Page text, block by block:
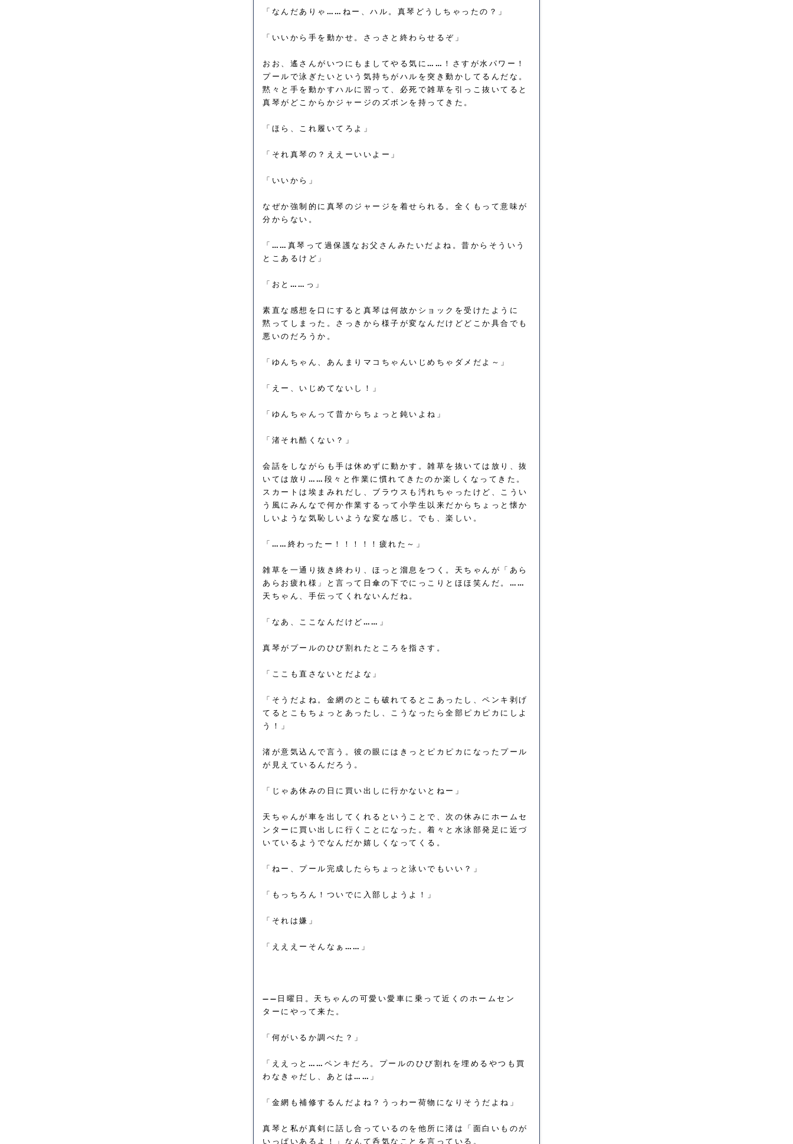
「なんだありゃ……ねー、ハル。真琴どうしちゃったの？」
「いいから手を動かせ。さっさと終わらせるぞ」
おお、遙さんがいつにもましてやる気に……！さすが水パワー！
プールで泳ぎたいという気持ちがハルを突き動かしてるんだな。
黙々と手を動かすハルに習って、必死で雑草を引っこ抜いてると
真琴がどこからかジャージのズボンを持ってきた。
「ほら、これ履いてろよ」
「それ真琴の？ええーいいよー」
「いいから」
なぜか強制的に真琴のジャージを着せられる。全くもって意味が
分からない。
「……真琴って過保護なお父さんみたいだよね。昔からそういう
とこあるけど」
「おと……っ」
素直な感想を口にすると真琴は何故かショックを受けたように
黙ってしまった。さっきから様子が変なんだけどどこか具合でも
悪いのだろうか。
「ゆんちゃん、あんまりマコちゃんいじめちゃダメだよ～」
「えー、いじめてないし！」
「ゆんちゃんって昔からちょっと鈍いよね」
「渚それ酷くない？」
会話をしながらも手は休めずに動かす。雑草を抜いては放り、抜
いては放り……段々と作業に慣れてきたのか楽しくなってきた。
スカートは埃まみれだし、ブラウスも汚れちゃったけど、こうい
う風にみんなで何か作業するって小学生以来だからちょっと懐か
しいような気恥しいような変な感じ。でも、楽しい。
「……終わったー！！！！！疲れた～」
雑草を一通り抜き終わり、ほっと溜息をつく。天ちゃんが「あら
あらお疲れ様」と言って日傘の下でにっこりとほほ笑んだ。……
天ちゃん、手伝ってくれないんだね。
「なあ、ここなんだけど……」
真琴がプールのひび割れたところを指さす。
「ここも直さないとだよな」
「そうだよね。金網のとこも破れてるとこあったし、ペンキ剥げ
てるとこもちょっとあったし、こうなったら全部ピカピカにしよ
う！」
渚が意気込んで言う。彼の眼にはきっとピカピカになったプール
が見えているんだろう。
「じゃあ休みの日に買い出しに行かないとねー」
天ちゃんが車を出してくれるということで、次の休みにホームセ
ンターに買い出しに行くことになった。着々と水泳部発足に近づ
いているようでなんだか嬉しくなってくる。
「ねー、プール完成したらちょっと泳いでもいい？」
「もっちろん！ついでに入部しようよ！」
「それは嫌」
「えええーそんなぁ……」
――日曜日。天ちゃんの可愛い愛車に乗って近くのホームセン
ターにやって来た。
「何がいるか調べた？」
「ええっと……ペンキだろ。プールのひび割れを埋めるやつも買
わなきゃだし、あとは……」
「金網も補修するんだよね？うっわー荷物になりそうだよね」
真琴と私が真剣に話し合っているのを他所に渚は「面白いものが
いっぱいあるよ！」なんて呑気なことを言っている。